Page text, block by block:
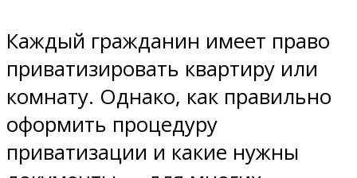
Каждый гражданин имеет право
приватизировать квартиру или
комнату. Однако, как правильно
оформить процедуру
приватизации и какие нужны